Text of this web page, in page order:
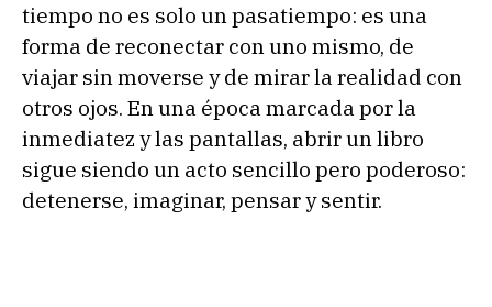
tiempo no es solo un pasatiempo: es una
forma de reconectar con uno mismo, de
viajar sin moverse y de mirar la realidad con
otros ojos. En una época marcada por la
inmediatez y las pantallas, abrir un libro
sigue siendo un acto sencillo pero poderoso:
detenerse, imaginar, pensar y sentir.